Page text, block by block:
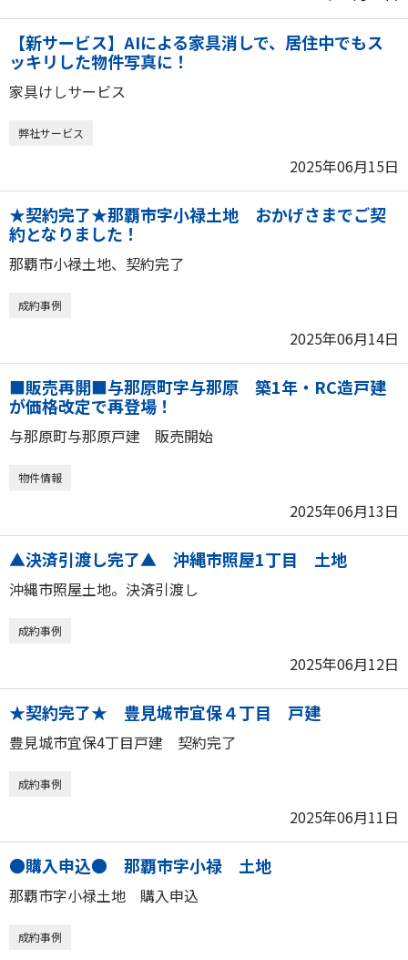
【新サービス】AIによる家具消しで、居住中でもス
ッキリした物件写真に！
家具けしサービス
弊社サービス
2025年06月15日
★契約完了★那覇市字小禄土地 おかげさまでご契
約となりました！
那覇市小禄土地、契約完了
成約事例
2025年06月14日
■販売再開■与那原町字与那原 築1年・RC造戸建
が価格改定で再登場！
与那原町与那原戸建 販売開始
物件情報
2025年06月13日
▲決済引渡し完了▲ 沖縄市照屋1丁目 土地
沖縄市照屋土地。決済引渡し
成約事例
2025年06月12日
★契約完了★ 豊見城市宜保４丁目 戸建
豊見城市宜保4丁目戸建 契約完了
成約事例
2025年06月11日
●購入申込● 那覇市字小禄 土地
那覇市字小禄土地 購入申込
成約事例